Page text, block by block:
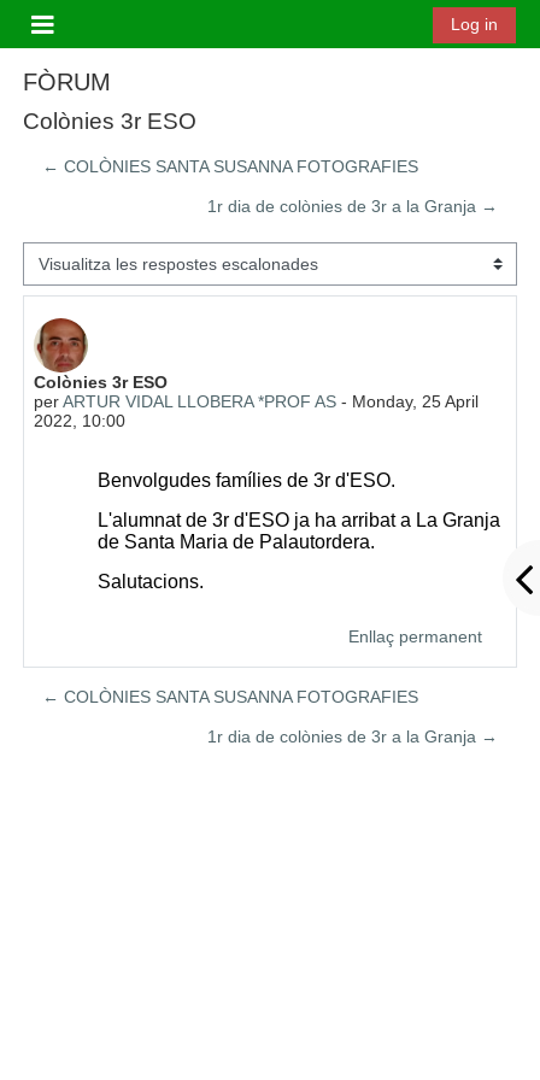
Panell lateral
Log in
FÒRUM
Colònies 3r ESO
← COLÒNIES SANTA SUSANNA FOTOGRAFIES
1r dia de colònies de 3r a la Granja →
Mode de visualització
Colònies 3r ESO
perARTUR VIDAL LLOBERA *PROF AS - Monday, 25 April
2022, 10:00
Nombre de respostes: 0
Benvolgudes famílies de 3r d'ESO.
L'alumnat de 3r d'ESO ja ha arribat a La Granja
de Santa Maria de Palautordera.
Salutacions.
Enllaç permanent
← COLÒNIES SANTA SUSANNA FOTOGRAFIES
1r dia de colònies de 3r a la Granja →